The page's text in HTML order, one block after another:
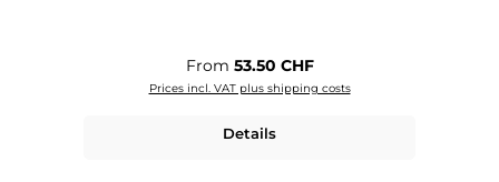
Regular price:
From 53.50 CHF
Prices incl. VAT plus shipping costs
Details